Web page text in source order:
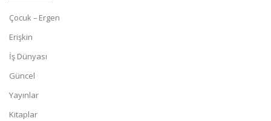
Çocuk – Ergen
Erişkin
İş Dünyası
Güncel
Yayınlar
Kitaplar